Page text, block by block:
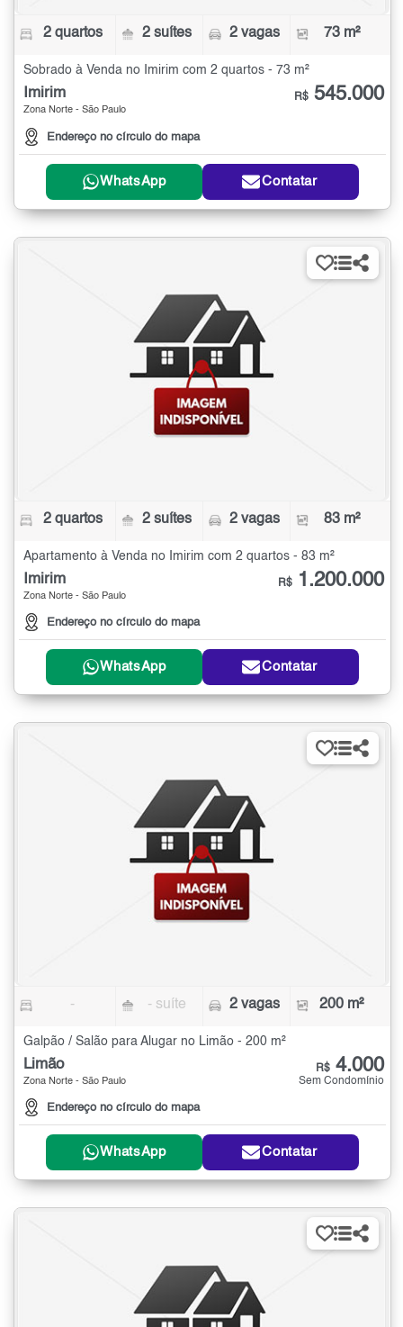
2 quartos 2 suítes 2 vagas 73 m²
Sobrado à Venda no Imirim com 2 quartos - 73 m²
Imirim
Zona Norte - São Paulo
Endereço no círculo do mapa
R$ 545.000
WhatsApp Contatar
2 quartos 2 suítes 2 vagas 83 m²
Apartamento à Venda no Imirim com 2 quartos - 83 m²
Imirim
Zona Norte - São Paulo
Endereço no círculo do mapa
R$ 1.200.000
WhatsApp Contatar
- - suíte 2 vagas 200 m²
Galpão / Salão para Alugar no Limão - 200 m²
Limão
Zona Norte - São Paulo
Endereço no círculo do mapa
R$ 4.000
Sem Condomínio
WhatsApp Contatar